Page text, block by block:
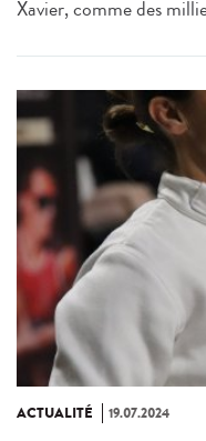
Xavier, comme des
ACTUALITÉ 19.07.2024